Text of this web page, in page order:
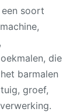
soort
die
barmalen
groef,